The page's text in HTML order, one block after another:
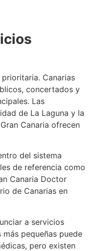
Canarias
concertados y
Las
de La Laguna y la
Canaria ofrecen
del sistema
de referencia como
Canaria Doctor
de Canarias en
a servicios
pequeñas puede
pero existen